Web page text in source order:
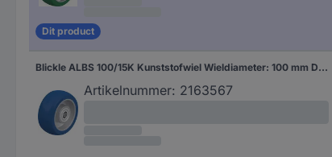
Dit product
Blickle ALBS 100/15K Kunststofwiel Wieldiameter: 100 mm Draagvermogen (max.): 320 kg 1 stuk(s)
Artikelnummer: 2163567